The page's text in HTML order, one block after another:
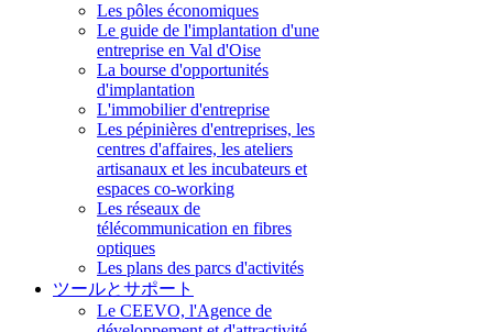
Les pôles économiques
Le guide de l'implantation d'une
entreprise en Val d'Oise
La bourse d'opportunités
d'implantation
L'immobilier d'entreprise
Les pépinières d'entreprises, les
centres d'affaires, les ateliers
artisanaux et les incubateurs et
espaces co-working
Les réseaux de
télécommunication en fibres
optiques
Les plans des parcs d'activités
ツールとサポート
Le CEEVO, l'Agence de